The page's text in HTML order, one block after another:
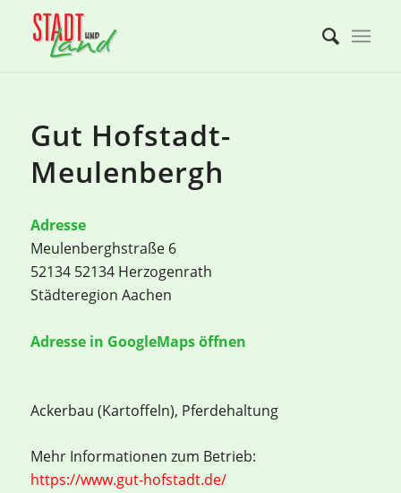
Gut Hofstadt-
Meulenbergh
Adresse
Meulenberghstraße 6
52134 52134 Herzogenrath
Städteregion Aachen
Adresse in GoogleMaps öffnen
Ackerbau (Kartoffeln), Pferdehaltung
Mehr Informationen zum Betrieb:
https://www.gut-hofstadt.de/